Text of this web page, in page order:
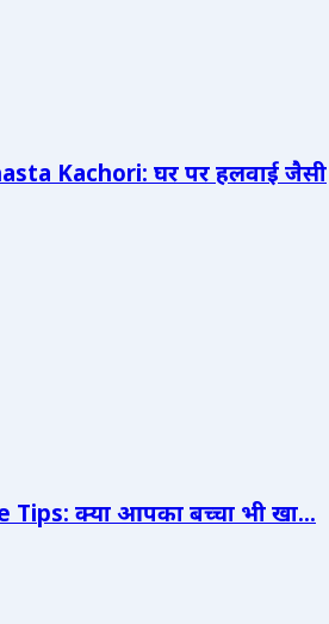
Kachori: घर पर हलवाई जैसी
Tips: क्या आपका बच्चा भी खा...